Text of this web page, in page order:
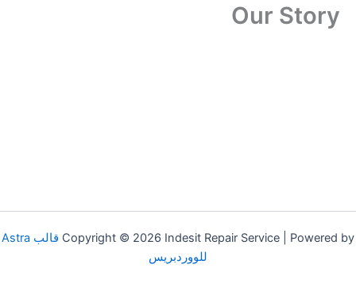
Our Story
Copyright © 2026 Indesit Repair Service | Powered by
قالب Astra
للووردبريس